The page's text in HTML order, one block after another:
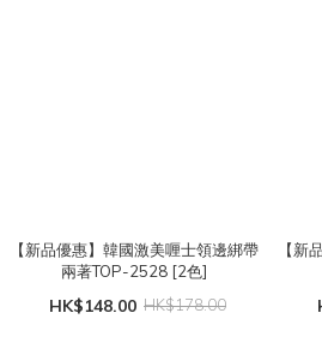
【新品優惠】韓國激美喱士領邊綁帶
兩著TOP-2528 [2色]
HK$148.00 HK$178.00
【新